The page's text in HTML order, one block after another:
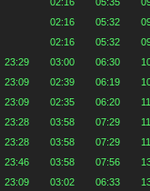
02:16 05:32
02:16 05:32
23:29 03:00 06:30
23:09 02:39 06:19
23:09 02:35 06:20
23:28 03:58 07:29
23:28 03:58 07:29
23:46 03:58 07:56
23:09 03:02 06:33